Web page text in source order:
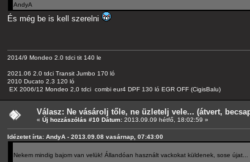
AndyA
És még be is kell szerelni
2014/9 Mondeo 2.0 tdci tit 140 le
2021.06 2.0 tdci Transit Jumbo 170 ló
2010 Ducato 2.3 120 ló
EX 2006/12 Mondeo 2,0 tdci combi eur4 DPF 130 ló EGR OFF (CigisBalu)
Válasz: Ne vásárolj tőle, ne üzletelj vele... (átvert,
« Új hozzászólás #10 Dátum: 2013.09.09 hétfő, 18:02:59 »
Idézetet írta: AndyA - 2013.09.08 vasárnap, 07:43:00
Nekem mindig bajom van velük! Állandóan használt vackokat küldenek, sose újat...